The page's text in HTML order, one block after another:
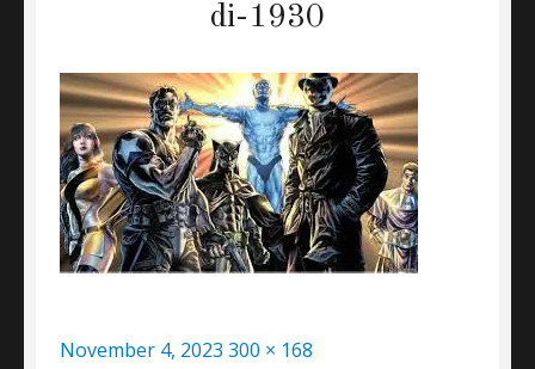
di-1930
Posted
November 4, 2023 Full
300 × 168